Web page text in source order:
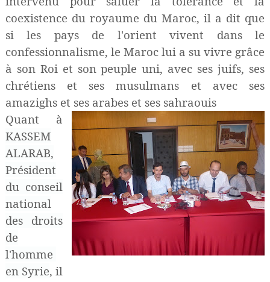
coexistence du royaume du Maroc, il a dit que
si les pays de l'orient vivent dans le
confessionnalisme, le Maroc lui a su vivre grâce
à son Roi et son peuple uni, avec ses juifs, ses
chrétiens et ses musulmans et avec ses
amazighs et ses arabes et ses sahraouis
Quant à
KASSEM
ALARAB,
Président
du conseil
national
des droits
de
l'homme
en Syrie, il